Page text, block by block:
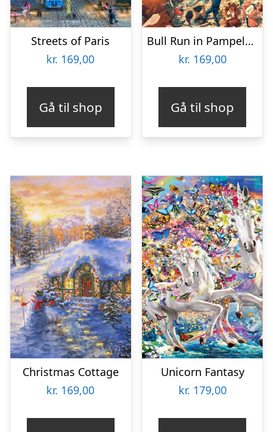
Streets of Paris
kr. 169,00
Gå til shop
Bull Run in Pampeluna (Art Collection)
kr. 169,00
Gå til shop
Christmas Cottage
kr. 169,00
Unicorn Fantasy
kr. 179,00